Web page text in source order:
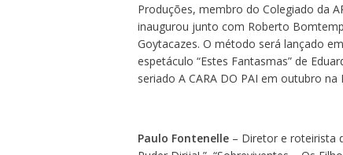
Produções, membro do Colegiado da
inaugurou junto com Roberto
Goytacazes. O método será lançado
espetáculo “Estes Fantasmas” de
seriado A CARA DO PAI em outubro na
Paulo Fontenelle – Diretor e roteirista